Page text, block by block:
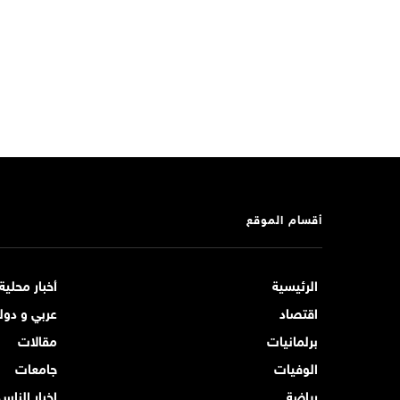
أقسام الموقع
الرئيسية
أخبار
اقتصاد
عربي و
برلمانيات
مقالات
الوفيات
جامعات
رياضة
اخبار